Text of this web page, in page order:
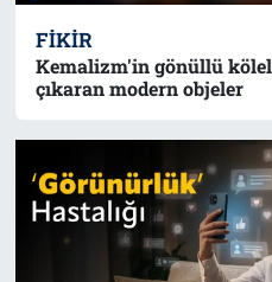
FIKIR
Kemalizm'in gönüllü
çıkaran modern objeler